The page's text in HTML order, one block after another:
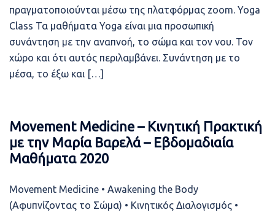
πραγματοποιούνται μέσω της πλατφόρμας zoom. Yoga
Class Τα μαθήματα Yoga είναι μια προσωπική
συνάντηση με την αναπνοή, το σώμα και τον νου. Τον
χώρο και ότι αυτός περιλαμβάνει. Συνάντηση με το
μέσα, το έξω και […]
Movement Medicine – Κινητική Πρακτική
με την Μαρία Βαρελά – Εβδομαδιαία
Μαθήματα 2020
Movement Medicine • Awakening the Body
(Αφυπνίζοντας το Σώμα) • Κινητικός Διαλογισμός •